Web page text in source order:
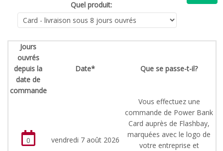
Quel produit:
Jours
ouvrés
depuis la
date de
commande
Date* Que se passe-t-il?
0 vendredi 7 août 2026
Vous effectuez une
commande de Power Bank
Card auprès de Flashbay,
marquées avec le logo de
votre entreprise et